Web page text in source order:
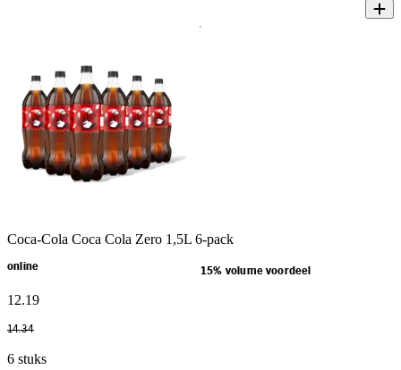
Coca-Cola Coca Cola Zero 1,5L 6-pack
online 15% volume voordeel
12.19
14.34
6 stuks